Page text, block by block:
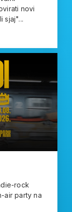
novi
sjaj"...
rock
air party na